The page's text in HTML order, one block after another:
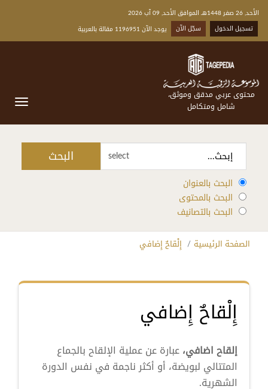
الأحد, 26 صفر 1448هـ الموافق الأحد, 09 آب 2026
تسجيل الدخول
سجّل الآن يوجد الآن 1196951 مقالة بالعربية
محتوى عربي مدقق وموثق،
شامل ومتكامل
select البحث
البحث بالعنوان
البحث بالمحتوى
البحث بالتصانيف
الصفحة الرئيسية إِلْقاحٌ إِضافي
إِلْقاحٌ إِضافي
إلقاح اضافي،عبارة عن عملية الإلقاح بالجماع
المتتالي لبويضة، أو أكثر ناجمة في نفس الدورة
الشهرية.